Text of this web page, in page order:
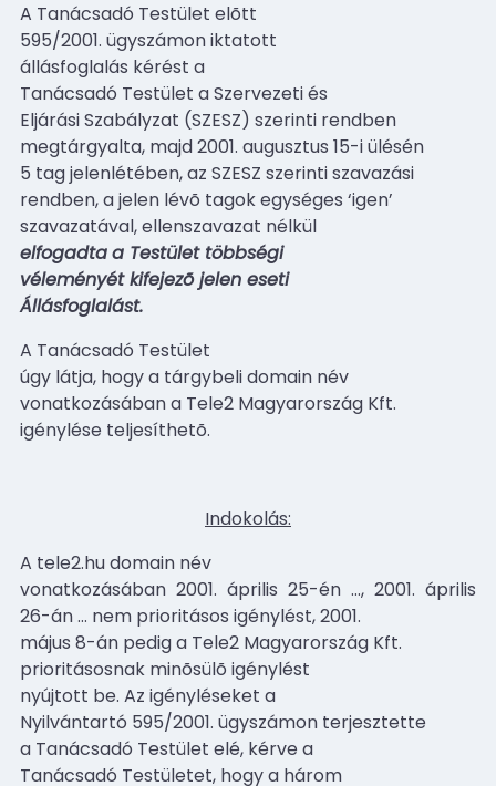
A Tanácsadó Testület elõtt
595/2001. ügyszámon iktatott
állásfoglalás kérést a
Tanácsadó Testület a Szervezeti és
Eljárási Szabályzat (SZESZ) szerinti rendben
megtárgyalta, majd 2001. augusztus 15-i ülésén
5 tag jelenlétében, az SZESZ szerinti szavazási
rendben, a jelen lévõ tagok egységes ‘igen’
szavazatával, ellenszavazat nélkül
elfogadtaa Testület többségi
véleményét kifejezõ jelen eseti
Állásfoglalást.
A Tanácsadó Testület
úgy látja, hogy a tárgybeli domain név
vonatkozásában a Tele2 Magyarország Kft.
igénylése teljesíthetõ.
Indokolás:
A tele2.hu domain név
vonatkozásában 2001. április 25-én …, 2001. április
26-án… nem prioritásos igénylést, 2001.
május 8-án pedig a Tele2 Magyarország Kft.
prioritásosnak minõsülõ igénylést
nyújtott be. Az igényléseket a
Nyilvántartó 595/2001. ügyszámon terjesztette
a Tanácsadó Testület elé, kérve a
Tanácsadó Testületet, hogy a három